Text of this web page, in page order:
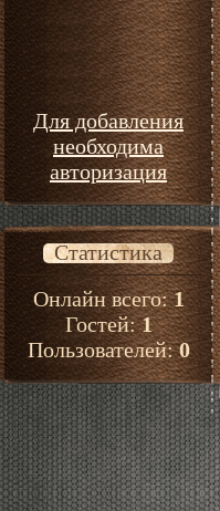
Для добавления
необходима
авторизация
Статистика
Онлайн всего:1
Гостей:1
Пользователей:0